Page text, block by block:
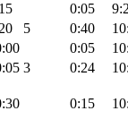
0:05
5 0:40
0:05
3 0:24
0:15